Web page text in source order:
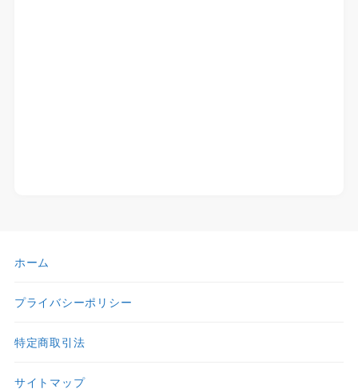
ホーム
プライバシーポリシー
特定商取引法
サイトマップ